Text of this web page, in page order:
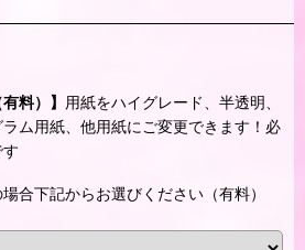
料）】 用紙をハイグレード、半透明、
ム用紙、他用紙にご変更できます！必
合下記からお選びください（有料）